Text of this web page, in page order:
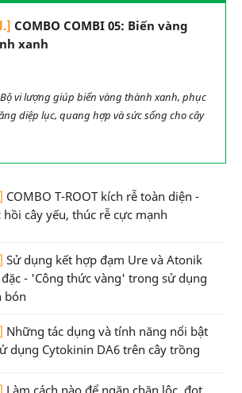
COMBO COMBI 05: Biến vàng
xanh
Bộ vi lượng giúp biến vàng thành xanh, phục
diệp lục, quang hợp và sức sống cho cây
COMBO T-ROOT kích rễ toàn diện -
hồi cây yếu, thúc rễ cực mạnh
Sử dụng kết hợp đạm Ure và Atonik
- 'Công thức vàng' trong sử dụng
bón
Những tác dụng và tính năng nổi bật
dụng Cytokinin DA6 trên cây trồng
Làm cách nào để ngăn chặn lộc, đọt